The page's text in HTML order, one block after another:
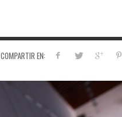
COMPARTIR EN: